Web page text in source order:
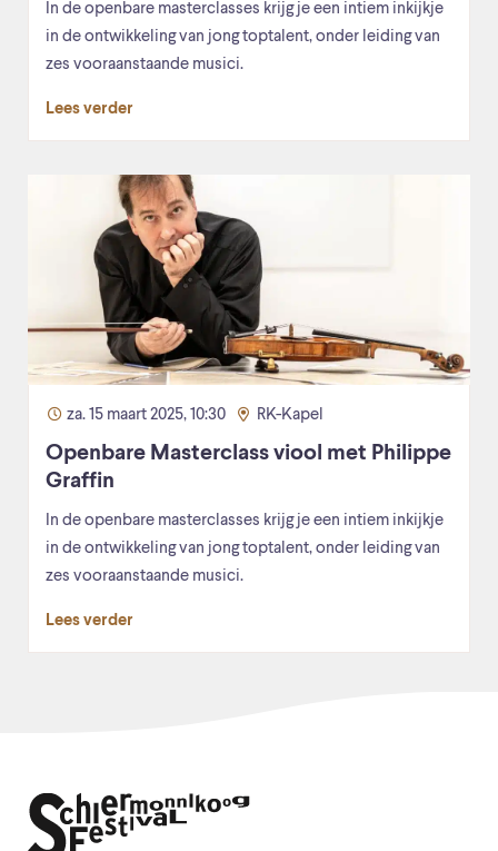
In de openbare masterclasses krijg je een intiem inkijkje
in de ontwikkeling van jong toptalent, onder leiding van
zes vooraanstaande musici.
Lees verder
za. 15 maart 2025, 10:30 RK-Kapel
Openbare Masterclass viool met Philippe
Graffin
In de openbare masterclasses krijg je een intiem inkijkje
in de ontwikkeling van jong toptalent, onder leiding van
zes vooraanstaande musici.
Lees verder